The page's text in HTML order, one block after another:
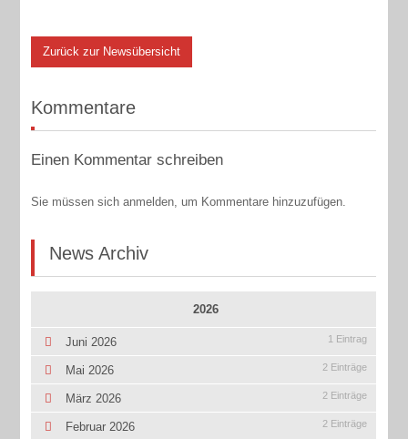
Zurück zur Newsübersicht
Kommentare
Einen Kommentar schreiben
Sie müssen sich anmelden, um Kommentare hinzuzufügen.
News Archiv
2026
Juni 2026 1 Eintrag
Mai 2026 2 Einträge
März 2026 2 Einträge
Februar 2026 2 Einträge